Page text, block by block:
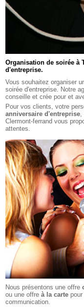
Organisation de soirée à
d'entreprise.
Vous souhaitez organiser
soirée d'entreprise. Notre
conseille et crée pour et
Pour vos clients, votre
anniversaire d'entreprise,
Clermont-ferrand vous
attentes.
Nous présentons une offre
ou une offreà la carte
communication.